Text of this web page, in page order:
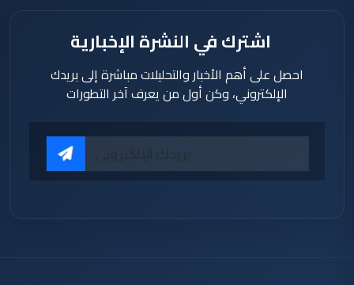
اشترك في النشرة الإخبارية
احصل على أهم الأخبار والتحليلات مباشرة إلى بريدك
الإلكتروني، وكن أول من يعرف آخر التطورات